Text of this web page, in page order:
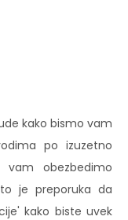
kako bismo vam
po izuzetno
obezbedimo
je preporuka da
kako biste uvek